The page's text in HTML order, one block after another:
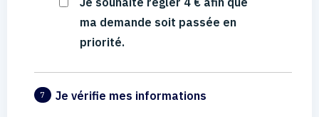
ma demande soit passée en
priorité.
7 Je vérifie mes informations